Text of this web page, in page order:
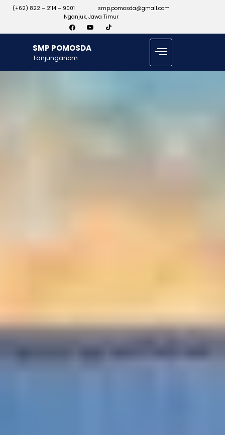
(+62) 822 – 2114 – 9001
smp.pomosda@gmail.com
Nganjuk, Jawa Timur
SMP POMOSDA
Tanjunganom